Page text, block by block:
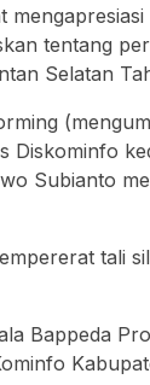
tentang
Selatan
Diskominfo
Subianto
tali
Bappeda